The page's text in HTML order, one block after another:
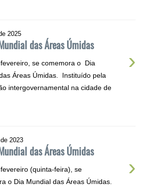
2025
das Áreas Úmidas
›
se comemora o Dia
Áreas Úmidas. Instituído pela
intergovernamental na cidade de
2023
das Áreas Úmidas
›
(quinta-feira), se
o Dia Mundial das Áreas Úmidas.